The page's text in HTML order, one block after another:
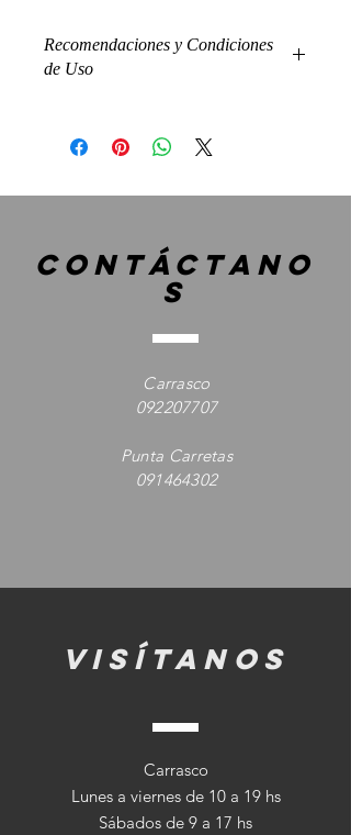
Recomendaciones y Condiciones
de Uso
contáctano
s
Carrasco
092207707
Punta Carretas
091464302
visítanos
Carrasco
Lunes a viernes de 10 a 19 hs
Sábados de 9 a 17 hs